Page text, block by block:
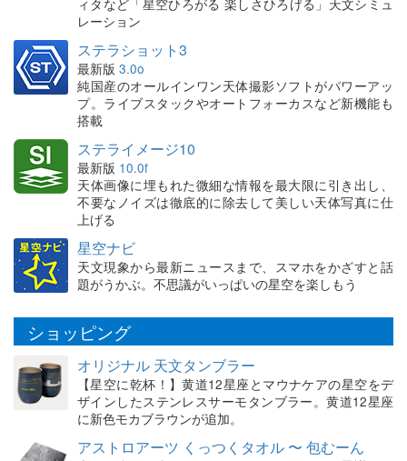
レーション
ステラショット3
最新版 3.0o
純国産のオールインワン天体撮影ソフトがパワーアッ
プ。ライブスタックやオートフォーカスなど新機能も
搭載
ステライメージ10
最新版 10.0f
天体画像に埋もれた微細な情報を最大限に引き出し、
不要なノイズは徹底的に除去して美しい天体写真に仕
上げる
星空ナビ
天文現象から最新ニュースまで、スマホをかざすと話
題がうかぶ。不思議がいっぱいの星空を楽しもう
ショッピング
オリジナル 天文タンブラー
【星空に乾杯！】黄道12星座とマウナケアの星空をデ
ザインしたステンレスサーモタンブラー。黄道12星座
に新色モカブラウンが追加。
アストロアーツ くっつくタオル 〜 包むーん